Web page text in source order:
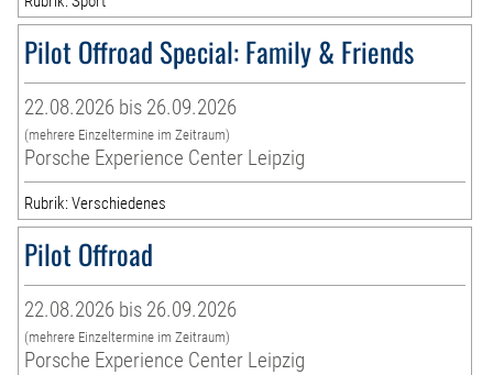
Pilot Offroad Special: Family & Friends
22.08.2026 bis 26.09.2026
(mehrere Einzeltermine im Zeitraum)
Porsche Experience Center Leipzig
Rubrik: Verschiedenes
Pilot Offroad
22.08.2026 bis 26.09.2026
(mehrere Einzeltermine im Zeitraum)
Porsche Experience Center Leipzig